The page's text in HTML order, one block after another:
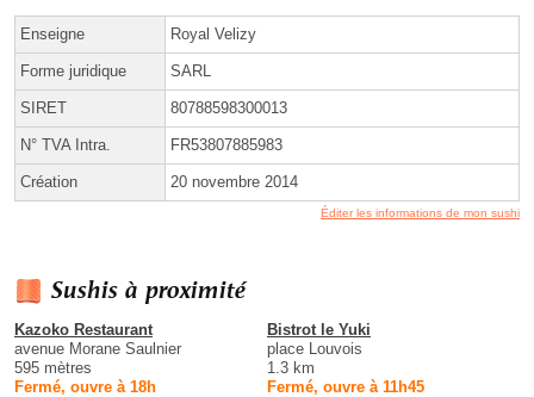
Enseigne Royal Velizy
Forme juridique SARL
SIRET 80788598300013
N° TVA Intra. FR53807885983
Création 20 novembre 2014
Éditer les informations de mon sushi
Sushis à proximité
Kazoko Restaurant
avenue Morane Saulnier
595 mètres
Fermé, ouvre à 18h
Bistrot le Yuki
place Louvois
1.3 km
Fermé, ouvre à 11h45